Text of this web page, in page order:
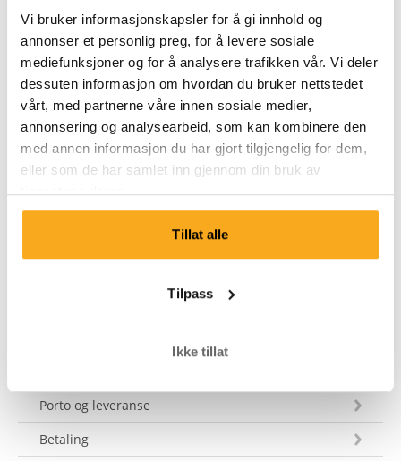
Vi bruker informasjonskapsler for å gi innhold og
annonser et personlig preg, for å levere sosiale
mediefunksjoner og for å analysere trafikken vår. Vi deler
dessuten informasjon om hvordan du bruker nettstedet
vårt, med partnerne våre innen sosiale medier,
annonsering og analysearbeid, som kan kombinere den
med annen informasjon du har gjort tilgjengelig for dem,
eller som de har samlet inn gjennom din bruk av
tjenestene deres.
Tillat alle
Tilpass
Ikke tillat
Ta kontakt
Vi er her for deg 24/7! Bruk chatboten vår for å få et
raskt svar. Klikk på «Kontakt oss», velg
medlemskapstype og still spørsmålet ditt. Du kan også
nå oss på hello-uk@onthatass.com. Vi streber etter å
svare på spørsmålet ditt innen 3 virkedager. Tel: +31 73
Send en melding
Porto og leveranse
Betaling